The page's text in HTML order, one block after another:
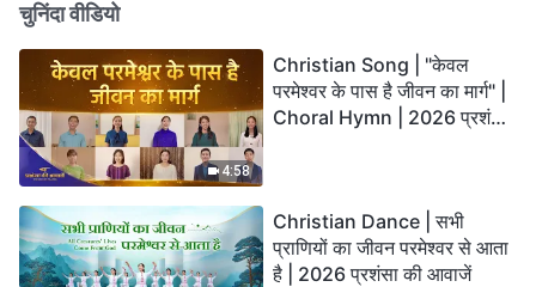
चुनिंदा वीडियो
4:58
Christian Song | "केवल
परमेश्वर के पास है जीवन का मार्ग" |
Choral Hymn | 2026 प्रशंसा
Christian Dance | सभी
प्राणियों का जीवन परमेश्वर से आता
है | 2026 प्रशंसा की आवाजें